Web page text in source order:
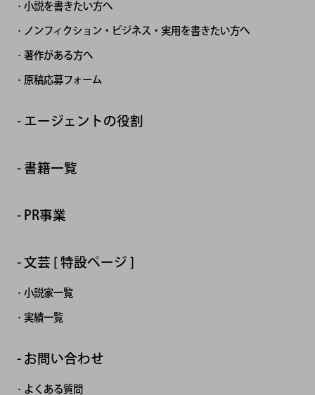
小説を書きたい方へ
ノンフィクション・ビジネス・実用を書きたい方へ
著作がある方へ
原稿応募フォーム
エージェントの役割
書籍一覧
PR事業
文芸 [ 特設ページ ]
小説家一覧
実績一覧
お問い合わせ
よくある質問